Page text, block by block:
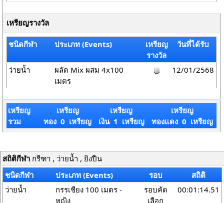
เหรียญรางวัล
ชนิดกีฬา ประเภท (Events)
เหรียญ
รางวัล
วันที่ได้รับ
ว่ายน้ำ
ผลัด Mix ผสม 4x100
เมตร
12/01/2568
เหรียญ
รวม
เหรียญ
ทอง 0 เหรียญ
เหรียญ
เงิน 1 เหรียญ
เหรียญ
ทองแดง 0 เหรียญ
สถิติกีฬากรีฑา , ว่ายน้ำ , ยิงปืน
ชนิดกีฬา
ประเภท (Events) รอบ
สถิติ
ว่ายน้ำ
กรรเชียง 100 เมตร -
หญิง
รอบคัด
เลือก
00:01:14.51